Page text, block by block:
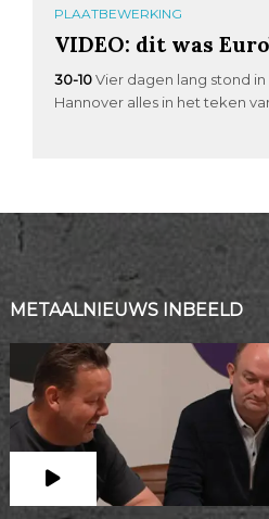
PLAATBEWERKING
VIDEO: dit was
30-10 Vier dagen lang stond
Hannover alles in het teken
METAALNIEUWS INBEELD